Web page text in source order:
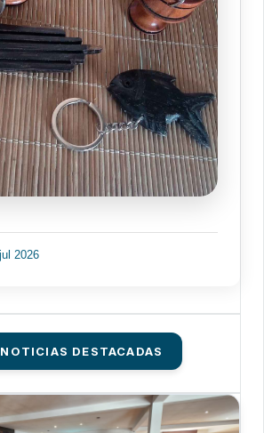
2026
DESTACADAS